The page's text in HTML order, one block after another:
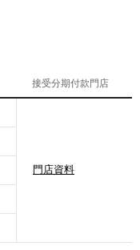
接受分期付款門店
門店資料